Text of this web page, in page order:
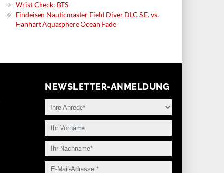
Wrist Check: BTS
Findeisen Nauticmaster Field Diver DLC S.E. vs.
Hanhart Aquasphere Ocean Fade
NEWSLETTER-ANMELDUNG